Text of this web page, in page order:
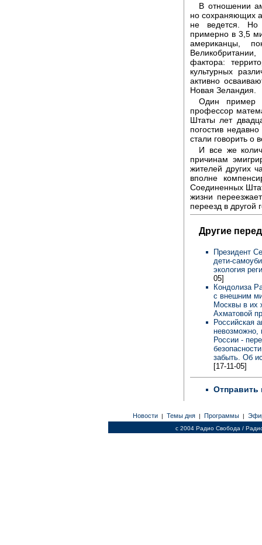
В отношении
но сохраняющих
не ведется. Но
примерно в 3,5
американцы,
фактора:
культурных
активно
Новая Зеландия.
Один пример
профессор
Штаты лет
погостив
стали говорить о
И все же
причинам
жителей других
вполне
Соединенных
жизни
переезд в другой
Другие
Президент
дети-
экология
05]
Кондолиза
с внешним
Москвы в их
Ахматовой
Российская
невозможно,
России -
забыть. Об
[17-11-05]
Отправить
Новости | Темы дня | Программы |
c 2004 Радио Свобода /